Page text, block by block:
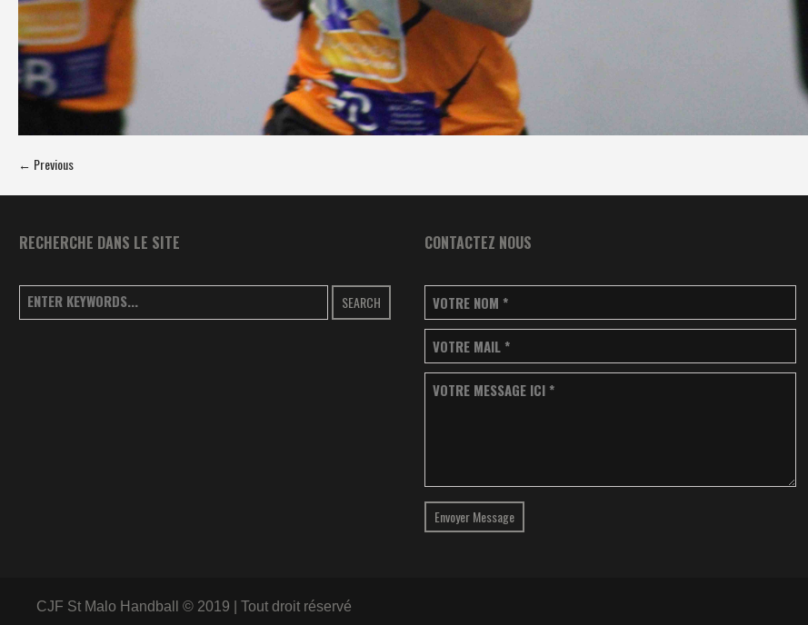
← Previous
RECHERCHE DANS LE SITE
SEARCH
CONTACTEZ NOUS
VOTRE NOM *
VOTRE MAIL *
VOTRE MESSAGE ICI *
Envoyer Message
CJF St Malo Handball © 2019 | Tout droit réservé